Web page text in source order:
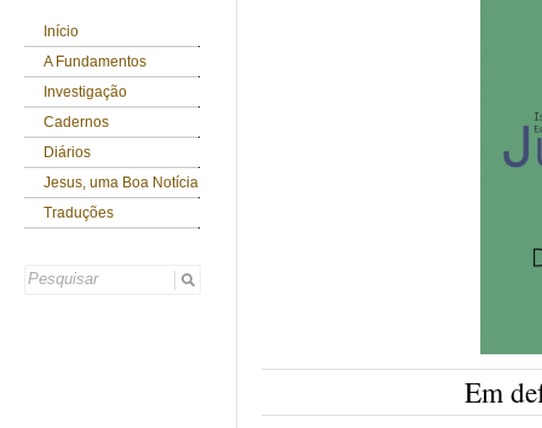
Início
A Fundamentos
Investigação
Cadernos
Diários
Jesus, uma Boa Notícia
Traduções
Em